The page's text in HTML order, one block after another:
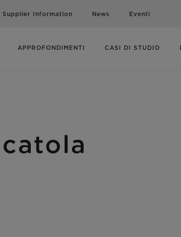
Supplier Information News Eventi
APPROFONDIMENTI CASI DI STUDIO